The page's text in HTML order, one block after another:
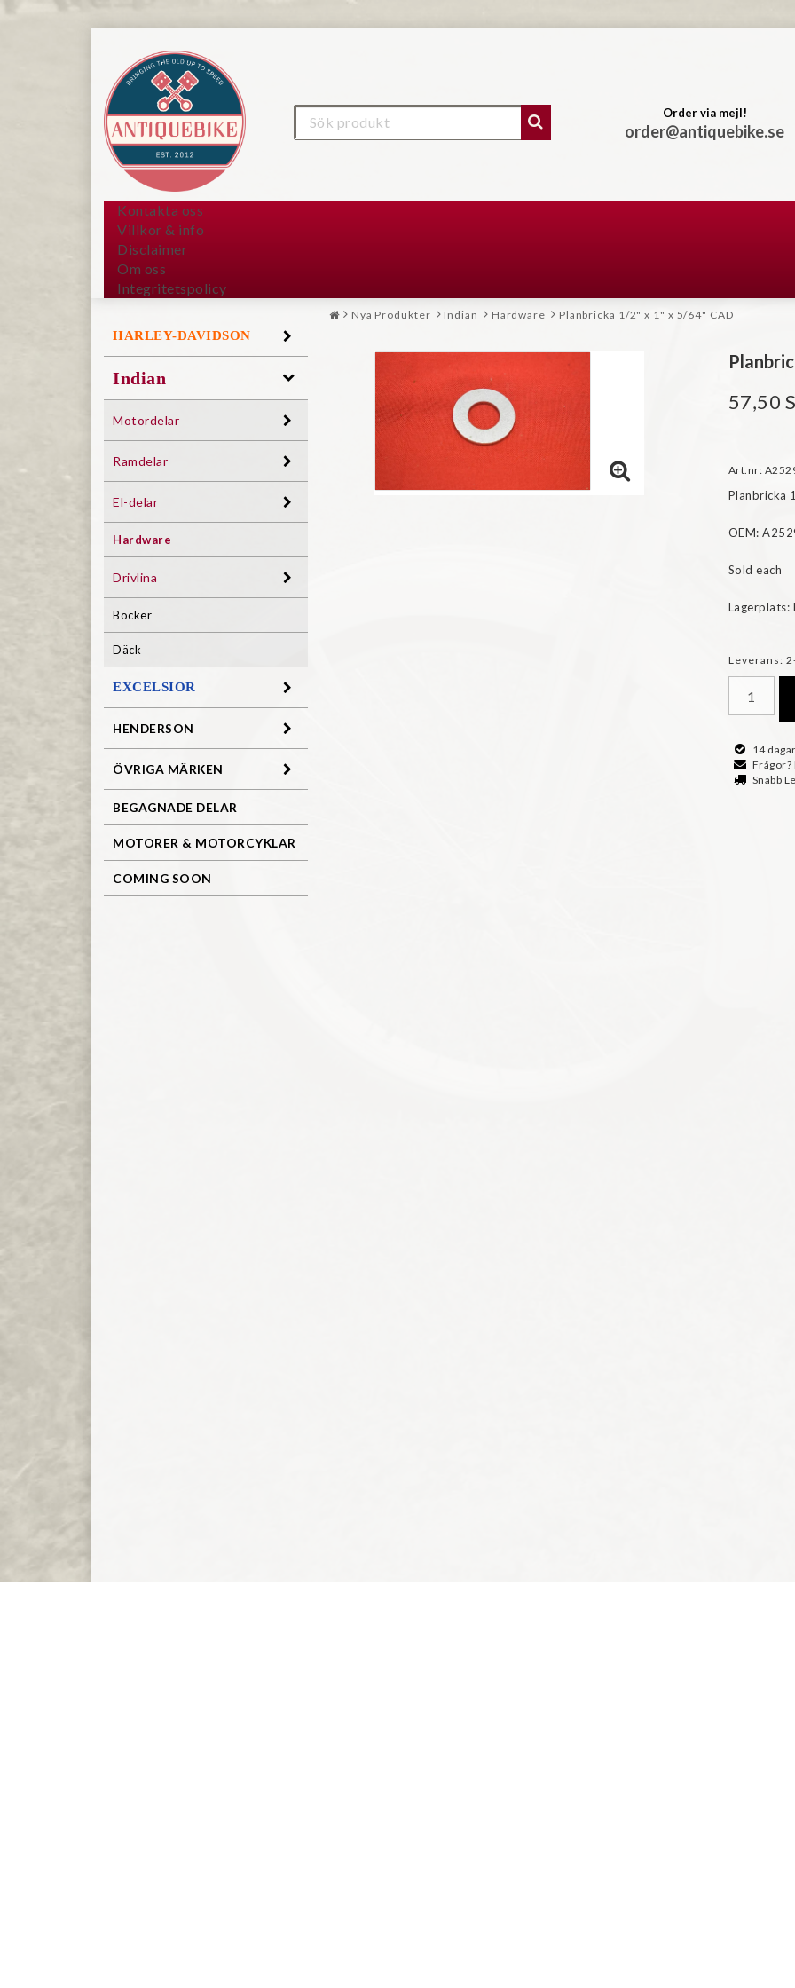
Order via mejl!
order@antiquebike.se
Kontakta oss
Villkor & info
Disclaimer
Om oss
Integritetspolicy
HARLEY-DAVIDSON
Indian
Motordelar
Ramdelar
El-delar
Hardware
Drivlina
Böcker
Däck
EXCELSIOR
HENDERSON
ÖVRIGA MÄRKEN
BEGAGNADE DELAR
MOTORER & MOTORCYKLAR
COMING SOON
Nya Produkter Indian Hardware Planbricka 1/2" x 1" x 5/64" CAD
57,50
Art.nr:
Planbricka
OEM:
Sold each
Lagerplats:
Leverans:
14
Frågor?
Snabb